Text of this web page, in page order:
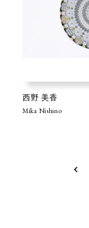
西野 美香
Mika Nishino